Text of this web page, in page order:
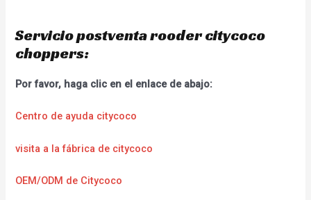
Servicio postventa rooder citycoco
choppers:
Por favor, haga clic en el enlace de abajo:
Centro de ayuda citycoco
visita a la fábrica de citycoco
OEM/ODM de Citycoco